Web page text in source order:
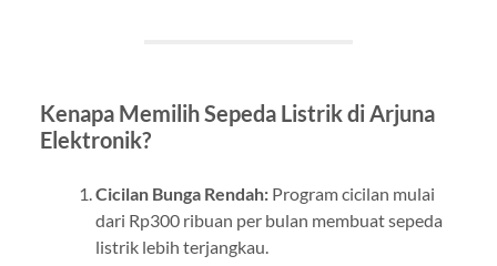
Kenapa Memilih Sepeda Listrik di Arjuna
Elektronik?
Cicilan Bunga Rendah:Program cicilan mulai
dari Rp300 ribuan per bulan membuat sepeda
listrik lebih terjangkau.